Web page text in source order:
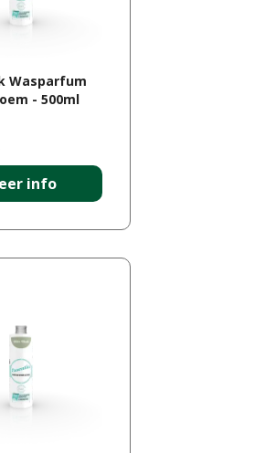
Wasparfum
- 500ml
info